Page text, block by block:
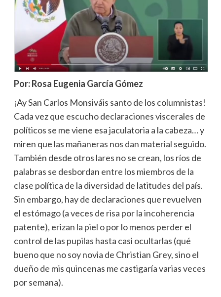
Por: Rosa Eugenia García Gómez
¡Ay San Carlos Monsiváis santo de los columnistas!
Cada vez que escucho declaraciones viscerales de
políticos se me viene esa jaculatoria a la cabeza… y
miren que las mañaneras nos dan material seguido.
También desde otros lares no se crean, los ríos de
palabras se desbordan entre los miembros de la
clase política de la diversidad de latitudes del país.
Sin embargo, hay de declaraciones que revuelven
el estómago (a veces de risa por la incoherencia
patente), erizan la piel o por lo menos perder el
control de las pupilas hasta casi ocultarlas (qué
bueno que no soy novia de Christian Grey, sino el
dueño de mis quincenas me castigaría varias veces
por semana).